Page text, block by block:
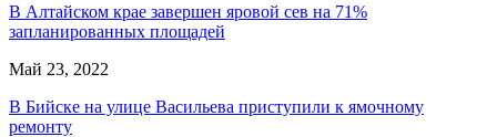
В Алтайском крае завершен яровой сев на 71%
запланированных площадей
Май 23, 2022
В Бийске на улице Васильева приступили к ямочному
ремонту